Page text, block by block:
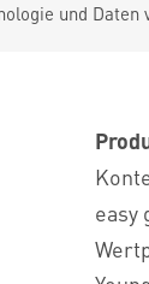
und Daten
easy